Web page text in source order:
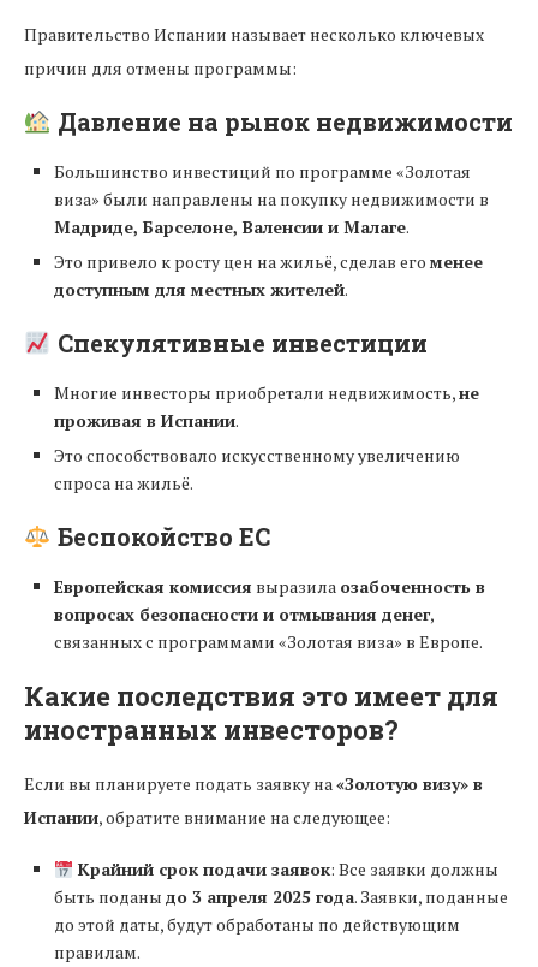
Правительство Испании называет несколько ключевых
причин для отмены программы:
Давление на рынок недвижимости
Большинство инвестиций по программе «Золотая
виза» были направлены на покупку недвижимости в
Мадриде, Барселоне, Валенсии и Малаге.
Это привело к росту цен на жильё, сделав его менее
доступным для местных жителей.
Спекулятивные инвестиции
Многие инвесторы приобретали недвижимость,не
проживая в Испании.
Это способствовало искусственному увеличению
спроса на жильё.
Беспокойство ЕС
Европейская комиссия выразила озабоченность в
вопросах безопасности и отмывания денег,
связанных с программами «Золотая виза» в Европе.
Какие последствия это имеет для
иностранных инвесторов?
Если вы планируете подать заявку на«Золотую визу» в
Испании, обратите внимание на следующее:
Крайний срок подачи заявок: Все заявки должны
быть поданы до 3 апреля 2025 года. Заявки, поданные
до этой даты, будут обработаны по действующим
правилам.